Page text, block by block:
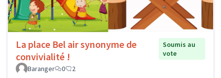
La place Bel air synonyme de
convivialité !
Soumis au
vote
Baranger
0 2